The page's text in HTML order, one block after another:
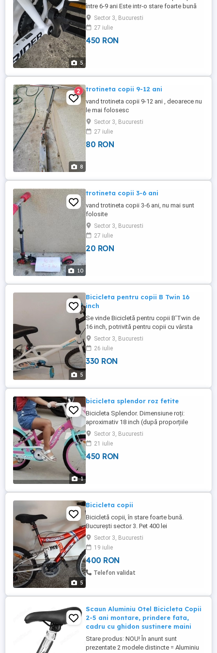
5
între 6-9 ani Este intr-o stare foarte bună
Sector 3, Bucuresti
27 iulie
450 RON
8
2 trotineta copii 9-12 ani
vand trotineta copii 9-12 ani , deoarece nu
le mai folosesc
Sector 3, Bucuresti
27 iulie
80 RON
10
trotineta copii 3-6 ani
vand trotineta copii 3-6 ani, nu mai sunt
folosite
Sector 3, Bucuresti
27 iulie
20 RON
5
Bicicleta pentru copii B Twin 16
inch
Se vinde Bicicletă pentru copii B'Twin de
16 inch, potrivită pentru copii cu vârsta
între 4 și 6 ani stare aproape nouă.
Sector 3, Bucuresti
26 iulie
330 RON
1
bicicleta splendor roz fetite
Bicicleta Splendor. Dimensiune roți:
aproximativ 18 inch (după proporțiile
cadrului și ale copilului). Este potrivită, în
general, pentru copii de aproximativ 5 10
ani, cu înălțimea de 110 150 cm. Cadru:
oțel, cu design coborât (ușor de urcat și
Sector 3, Bucuresti
21 iulie
450 RON
5
Bicicleta copii
Bicicletă copii, în stare foarte bună.
București sector 3. Pet 400 lei
Sector 3, Bucuresti
19 iulie
400 RON
Telefon validat
Scaun Aluminiu Otel Bicicleta Copii
2-5 ani montare, prindere fata,
cadru cu ghidon sustinere maini
Stare produs: NOU! În anunt sunt
prezentate 2 modele distincte = Aluminiu